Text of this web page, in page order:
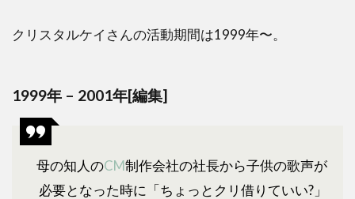
クリスタルケイさんの活動期間は1999年〜。
1999年 – 2001年[編集]
母の知人のCM制作会社の社長から子供の歌声が
必要となった時に「ちょっとクリ借りていい?」